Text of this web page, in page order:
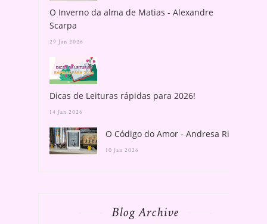
O Inverno da alma de Matias - Alexandre
Scarpa
29 Jan 2026
Dicas de Leituras rápidas para 2026!
14 Jan 2026
O Código do Amor - Andresa Rios
10 Jan 2026
Blog Archive